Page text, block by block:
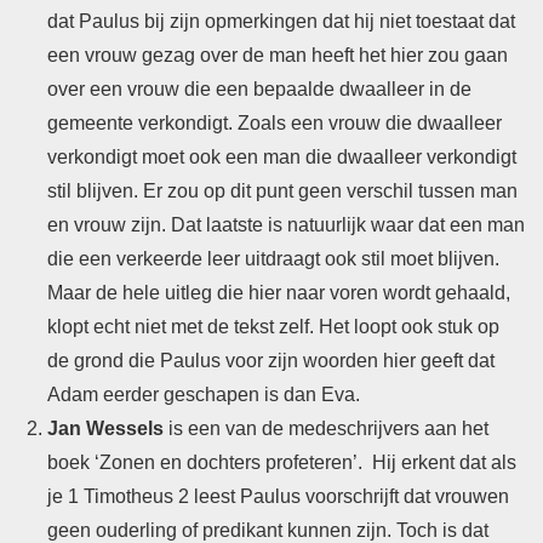
dat Paulus bij zijn opmerkingen dat hij niet toestaat dat
een vrouw gezag over de man heeft het hier zou gaan
over een vrouw die een bepaalde dwaalleer in de
gemeente verkondigt. Zoals een vrouw die dwaalleer
verkondigt moet ook een man die dwaalleer verkondigt
stil blijven. Er zou op dit punt geen verschil tussen man
en vrouw zijn. Dat laatste is natuurlijk waar dat een man
die een verkeerde leer uitdraagt ook stil moet blijven.
Maar de hele uitleg die hier naar voren wordt gehaald,
klopt echt niet met de tekst zelf. Het loopt ook stuk op
de grond die Paulus voor zijn woorden hier geeft dat
Adam eerder geschapen is dan Eva.
Jan Wessels is een van de medeschrijvers aan het
boek ‘Zonen en dochters profeteren’. Hij erkent dat als
je 1 Timotheus 2 leest Paulus voorschrijft dat vrouwen
geen ouderling of predikant kunnen zijn. Toch is dat